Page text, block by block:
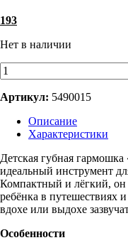
193
Нет в наличии
Артикул: 5490015
Описание
Характеристики
Детская губная
идеальный инструмент
Компактный и лёгкий, он
ребёнка в путешествиях
вдохе или выдохе
Особенности